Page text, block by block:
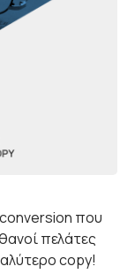
που
πελάτες
copy!